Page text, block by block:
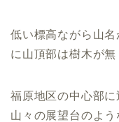
低い標高ながら山
に山頂部は樹木が無
福原地区の中心部
山々の展望台のよう